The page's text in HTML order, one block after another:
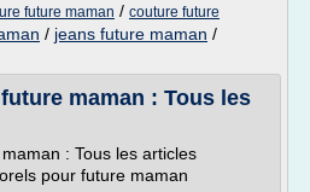
future maman / couture future
/ jeans future maman /
maman : Tous les
: Tous les articles
pour future maman